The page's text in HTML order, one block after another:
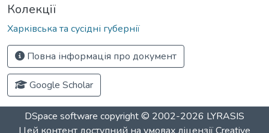
Колекції
Харківська та сусідні губернії
Повна інформація про документ
Google Scholar
DSpace software copyright © 2002-2026 LYRASIS